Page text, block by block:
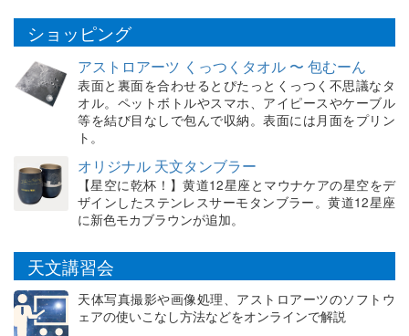
ショッピング
アストロアーツ くっつくタオル 〜 包むーん
表面と裏面を合わせるとぴたっとくっつく不思議なタ
オル。ペットボトルやスマホ、アイピースやケーブル
等を結び目なしで包んで収納。表面には月面をプリン
ト。
オリジナル 天文タンブラー
【星空に乾杯！】黄道12星座とマウナケアの星空をデ
ザインしたステンレスサーモタンブラー。黄道12星座
に新色モカブラウンが追加。
天文講習会
天体写真撮影や画像処理、アストロアーツのソフトウ
ェアの使いこなし方法などをオンラインで解説